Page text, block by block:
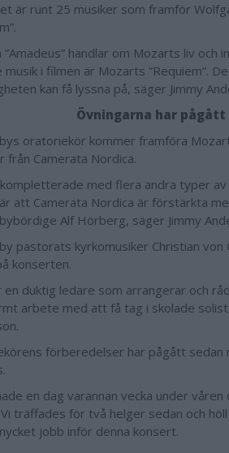
är runt 25 musiker som framför
”Amadeus” handlar om Mozarts liv och
musik i filmen är Mozarts ”Requiem”.
kan få lyssna på, säger Jimmy
Övningarna har
oratoriekör kommer framföra
från Camerata Nordica.
med flera andra typer
att Camerata Nordica är förstärkta
Alf Hörberg, säger Jimmy
pastorats kyrkomusiker Christian
konserten.
en duktig ledare som arrangerar och
arbete med att få tag i skolade
förberedelser har pågått sedan
en dag varannan vecka under
träffades för två helger sedan och
jobb inför denna konsert.